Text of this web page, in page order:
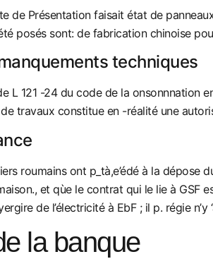
de Présentation faisait état de
posés sont: de fabrication chinoise
techniques
L 121 -24 du code de la
travaux constitue en -réalité une
roumains ont p_tà,e’édé à la
et qùe le contrat qui le lie à
de l’électricité à EbF ; il p. régie n’y
la banque